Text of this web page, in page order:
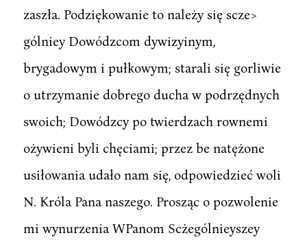
zaszła. Podziękowanie to należy się scze>
gólniey Dowódzcom dywizyinym,
brygadowym i pułkowym; starali się gorliwie
o utrzymanie dobrego ducha w podrzędnych
swoich; Dowódzcy po twierdzach rownemi
ożywieni byli chęciami; przez be natężone
usiłowania udało nam się, odpowiedzieć woli
N. Króla Pana naszego. Prosząc o pozwolenie
mi wynurzenia WPanom Scżególnieyszey